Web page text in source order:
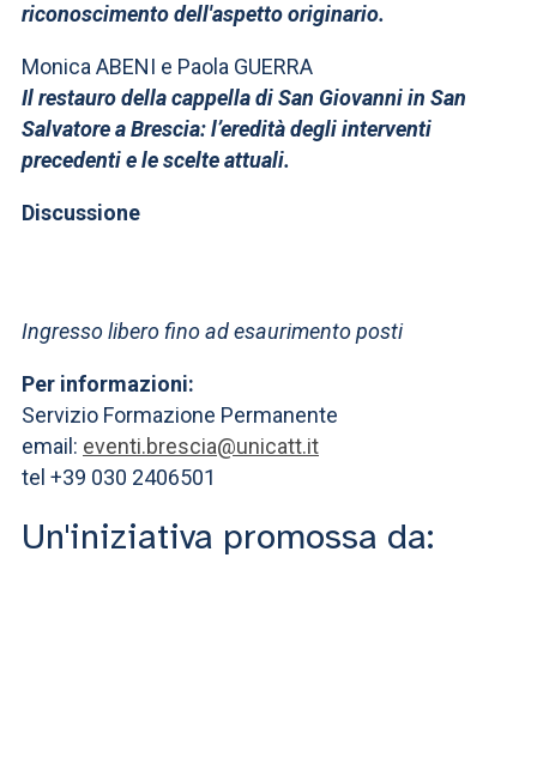
riconoscimento dell'aspetto originario.
Monica ABENI e Paola GUERRA
Il restauro della cappella di San Giovanni in San
Salvatore a Brescia: l’eredità degli interventi
precedenti e le scelte attuali.
Discussione
Ingresso libero fino ad esaurimento posti
Per informazioni:
Servizio Formazione Permanente
email: eventi.brescia@unicatt.it
tel +39 030 2406501
Un'iniziativa promossa da: